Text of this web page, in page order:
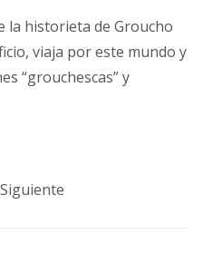
la historieta de Groucho
viaja por este mundo y
“grouchescas” y
Siguiente